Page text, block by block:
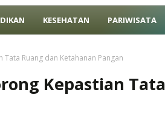
KESEHATAN PARIWISATA
Ruang dan Ketahanan Pangan
Kepastian Tata